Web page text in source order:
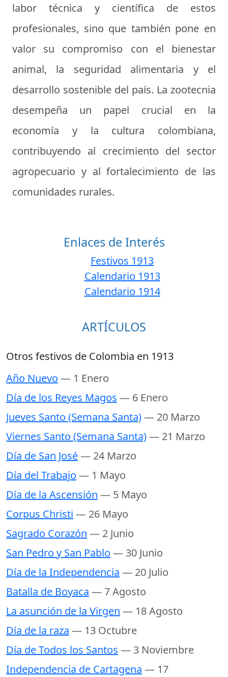
labor técnica y científica de estos
profesionales, sino que también pone en
valor su compromiso con el bienestar
animal, la seguridad alimentaria y el
desarrollo sostenible del país. La zootecnia
desempeña un papel crucial en la
economía y la cultura colombiana,
contribuyendo al crecimiento del sector
agropecuario y al fortalecimiento de las
comunidades rurales.
Enlaces de Interés
Festivos 1913
Calendario 1913
Calendario 1914
ARTÍCULOS
Otros festivos de Colombia en 1913
Año Nuevo — 1 Enero
Día de los Reyes Magos — 6 Enero
Jueves Santo (Semana Santa)— 20 Marzo
Viernes Santo (Semana Santa)— 21 Marzo
Día de San José— 24 Marzo
Día del Trabajo — 1 Mayo
Día de la Ascensión — 5 Mayo
Corpus Christi — 26 Mayo
Sagrado Corazón — 2 Junio
San Pedro y San Pablo — 30 Junio
Día de la Independencia — 20 Julio
Batalla de Boyaca — 7 Agosto
La asunción de la Virgen — 18 Agosto
Día de la raza — 13 Octubre
Día de Todos los Santos — 3 Noviembre
Independencia de Cartagena — 17